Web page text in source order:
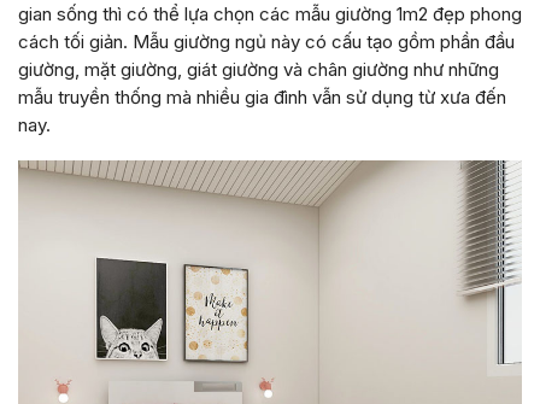
gian sống thì có thể lựa chọn các mẫu giường 1m2 đẹp phong
cách tối giản. Mẫu giường ngủ này có cấu tạo gồm phần đầu
giường, mặt giường, giát giường và chân giường như những
mẫu truyền thống mà nhiều gia đình vẫn sử dụng từ xưa đến
nay.